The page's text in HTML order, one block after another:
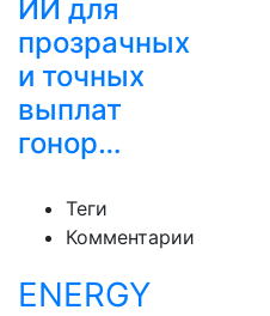
ИИ для
прозрачных
и точных
выплат
гонор…
Теги
Комментарии
ENERGY